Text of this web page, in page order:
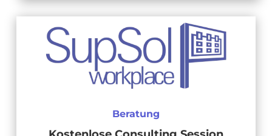
Beratung